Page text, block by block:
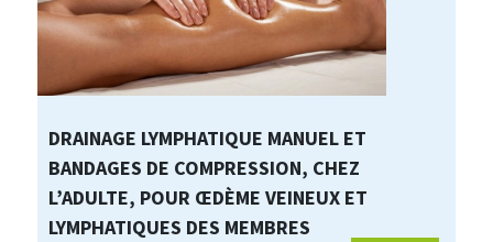
DRAINAGE LYMPHATIQUE MANUEL ET
BANDAGES DE COMPRESSION, CHEZ
L’ADULTE, POUR ŒDÈME VEINEUX ET
LYMPHATIQUES DES MEMBRES